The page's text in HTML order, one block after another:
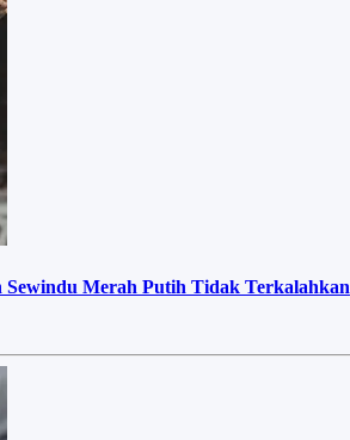
Sewindu Merah Putih Tidak Terkalahkan